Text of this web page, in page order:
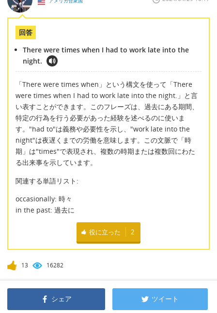
回答
There were times when I had to work late into the
night.
「There were times when」という構文を使って「There
were times when I had to work late into the night.」と言
い表すことができます。このフレーズは、過去にある期間、
特定の行為を行う必要があった経験を述べるのに使いま
す。"had to"は義務や必要性を示し、"work late into the
night"は夜遅くまでの労働を意味します。この文脈で「時
期」は"times"で表現され、複数の時期または複数回にわた
る出来事を示しています。
関連する単語リスト:
occasionally: 時々
in the past: 過去に
役に立った 2
13 16282
シェア ツイート